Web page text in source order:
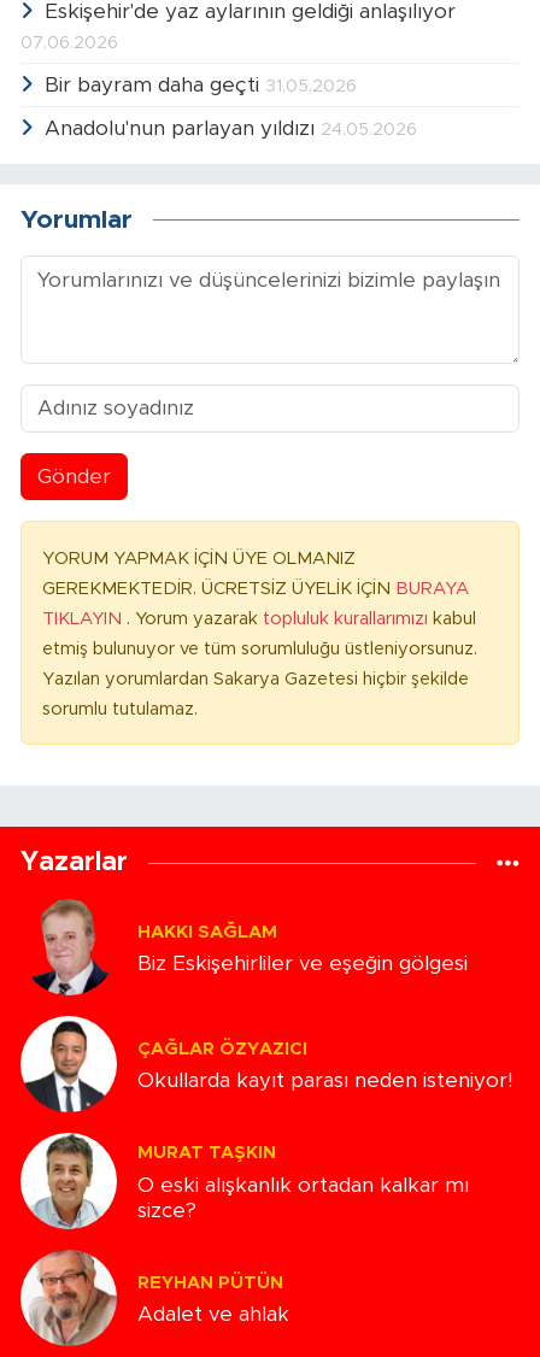
Eskişehir'de yaz aylarının geldiği anlaşılıyor
07.06.2026
Bir bayram daha geçti 31.05.2026
Anadolu'nun parlayan yıldızı 24.05.2026
Yorumlar
Gönder
YORUM YAPMAK İÇİN ÜYE OLMANIZ
GEREKMEKTEDİR. ÜCRETSİZ ÜYELİK İÇİN BURAYA
TIKLAYIN . Yorum yazarak topluluk kurallarımızı kabul
etmiş bulunuyor ve tüm sorumluluğu üstleniyorsunuz.
Yazılan yorumlardan Sakarya Gazetesi hiçbir şekilde
sorumlu tutulamaz.
Yazarlar
HAKKI SAĞLAM
Biz Eskişehirliler ve eşeğin gölgesi
ÇAĞLAR ÖZYAZICI
Okullarda kayıt parası neden isteniyor!
MURAT TAŞKIN
O eski alışkanlık ortadan kalkar mı
sizce?
REYHAN PÜTÜN
Adalet ve ahlak